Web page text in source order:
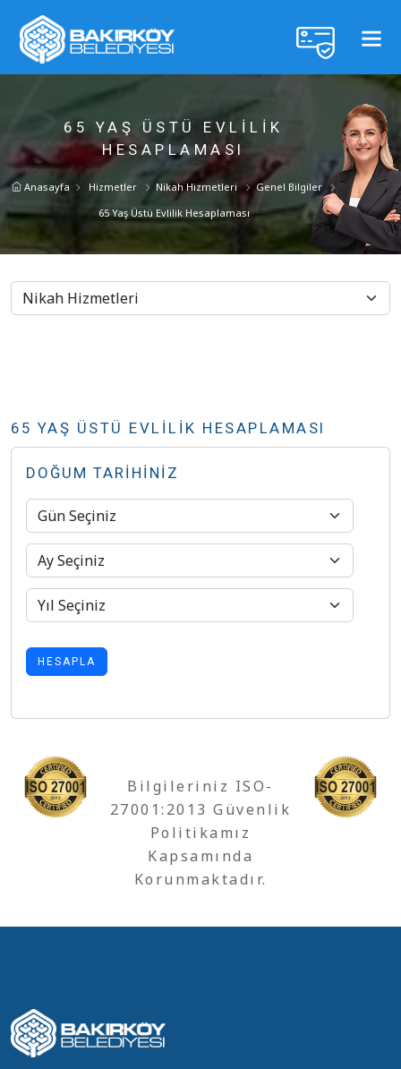
65 YAŞ ÜSTÜ EVLILIK
HESAPLAMASI
Anasayfa Hizmetler Nikah Hizmetleri
Genel Bilgiler
65 Yaş Üstü Evlilik Hesaplaması
65 YAŞ ÜSTÜ EVLİLİK HESAPLAMASI
DOĞUM TARIHINIZ
HESAPLA
Bilgileriniz ISO-
27001:2013 Güvenlik
Politikamız
Kapsamında
Korunmaktadır.